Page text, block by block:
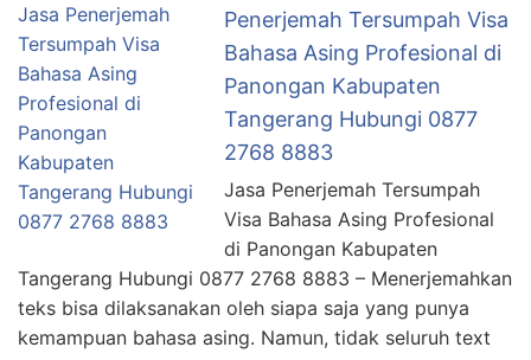
Penerjemah Tersumpah Visa
Bahasa Asing Profesional di
Panongan Kabupaten
Tangerang Hubungi 0877
2768 8883
Jasa Penerjemah Tersumpah
Visa Bahasa Asing Profesional
di Panongan Kabupaten
Tangerang Hubungi 0877 2768 8883 – Menerjemahkan
teks bisa dilaksanakan oleh siapa saja yang punya
kemampuan bahasa asing. Namun, tidak seluruh text